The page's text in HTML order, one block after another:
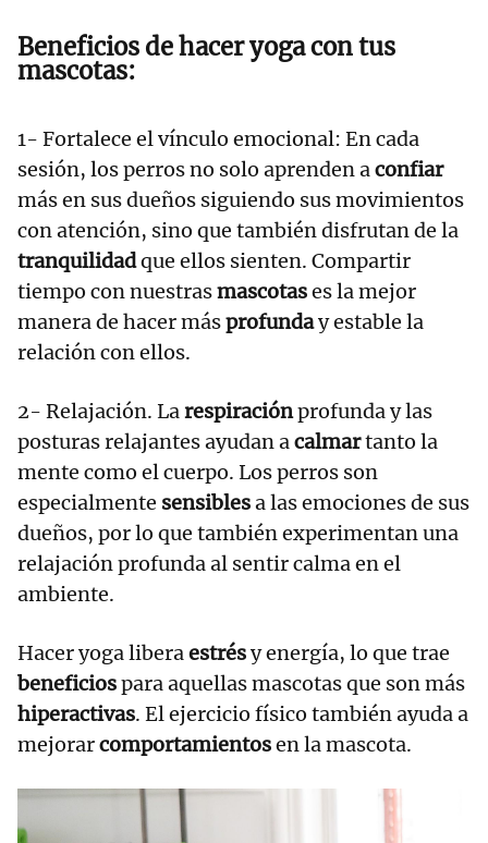
Beneficios de hacer yoga con tus
mascotas:
1- Fortalece el vínculo emocional: En cada
sesión, los perros no solo aprenden aconfiar
más en sus dueños siguiendo sus movimientos
con atención, sino que también disfrutan de la
tranquilidadque ellos sienten. Compartir
tiempo con nuestrasmascotases la mejor
manera de hacer másprofunday estable la
relación con ellos.
2- Relajación. Larespiraciónprofunda y las
posturas relajantes ayudan acalmartanto la
mente como el cuerpo. Los perros son
especialmente sensiblesa las emociones de sus
dueños, por lo que también experimentan una
relajación profunda al sentir calma en el
ambiente.
Hacer yoga liberaestrésy energía, lo que trae
beneficiospara aquellas mascotas que son más
hiperactivas. El ejercicio físico también ayuda a
mejorarcomportamientosen la mascota.